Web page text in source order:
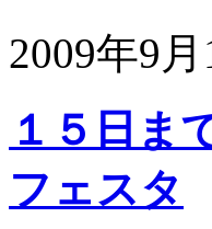
2009年9
１５日ま
フェスタ